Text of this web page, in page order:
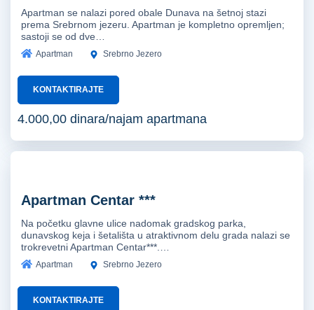
Apartman se nalazi pored obale Dunava na šetnoj stazi
prema Srebrnom jezeru. Apartman je kompletno opremljen;
sastoji se od dve…
Apartman Srebrno Jezero
KONTAKTIRAJTE
4.000,00 dinara/najam apartmana
Apartman Centar ***
Na početku glavne ulice nadomak gradskog parka,
dunavskog keja i šetališta u atraktivnom delu grada nalazi se
trokrevetni Apartman Centar***.…
Apartman Srebrno Jezero
KONTAKTIRAJTE